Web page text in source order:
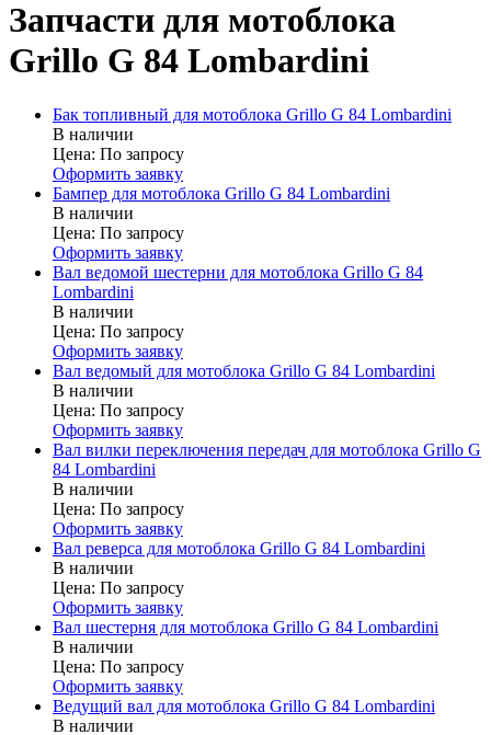
Запчасти для мотоблока
Grillo G 84 Lombardini
Бак топливный для мотоблока Grillo G 84 Lombardini
В наличии
Цена: По запросу
Оформить заявку
Бампер для мотоблока Grillo G 84 Lombardini
В наличии
Цена: По запросу
Оформить заявку
Вал ведомой шестерни для мотоблока Grillo G 84
Lombardini
В наличии
Цена: По запросу
Оформить заявку
Вал ведомый для мотоблока Grillo G 84 Lombardini
В наличии
Цена: По запросу
Оформить заявку
Вал вилки переключения передач для мотоблока Grillo G
84 Lombardini
В наличии
Цена: По запросу
Оформить заявку
Вал реверса для мотоблока Grillo G 84 Lombardini
В наличии
Цена: По запросу
Оформить заявку
Вал шестерня для мотоблока Grillo G 84 Lombardini
В наличии
Цена: По запросу
Оформить заявку
Ведущий вал для мотоблока Grillo G 84 Lombardini
В наличии